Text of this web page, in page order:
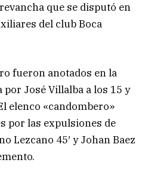
que se disputó en
del club Boca
fueron anotados en la
José Villalba a los 15 y
elenco «candombero»
por las expulsiones de
Lezcano 45′ y Johan Baez